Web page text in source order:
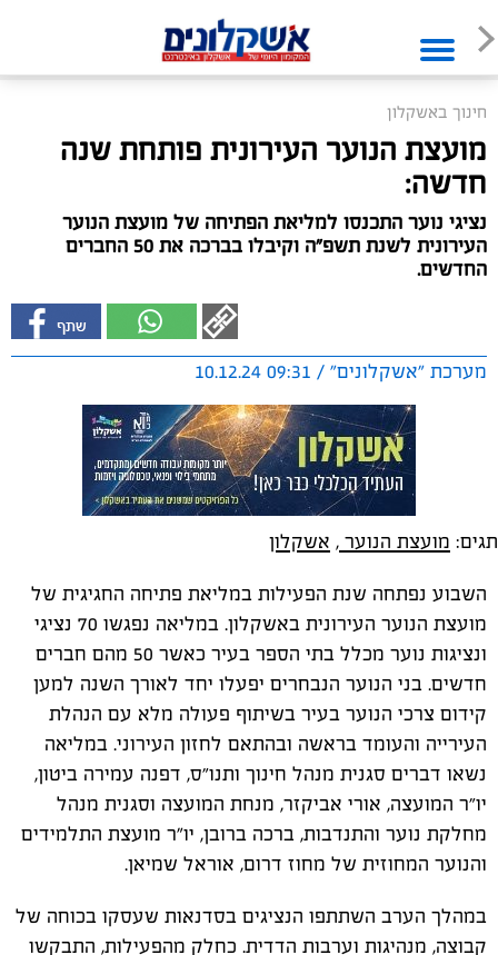
חינוך באשקלון
מועצת הנוער העירונית פותחת שנה
חדשה:
נציגי נוער התכנסו למליאת הפתיחה של מועצת הנוער
העירונית לשנת תשפ"ה וקיבלו בברכה את 50 החברים
החדשים.
מערכת "אשקלונים" / 09:31 10.12.24
תגים: מועצת הנוער , אשקלון
השבוע נפתחה שנת הפעילות במליאת פתיחה החגיגית של
מועצת הנוער העירונית באשקלון. במליאה נפגשו 70 נציגי
ונציגות נוער מכלל בתי הספר בעיר כאשר 50 מהם חברים
חדשים. בני הנוער הנבחרים יפעלו יחד לאורך השנה למען
קידום צרכי הנוער בעיר בשיתוף פעולה מלא עם הנהלת
העירייה והעומד בראשה ובהתאם לחזון העירוני. במליאה
נשאו דברים סגנית מנהל חינוך ותנו״ס, דפנה עמירה ביטון,
יו״ר המועצה, אורי אביקזר, מנחת המועצה וסגנית מנהל
מחלקת נוער והתנדבות, ברכה ברובן, יו"ר מועצת התלמידים
והנוער המחוזית של מחוז דרום, אוראל שמיאן.
במהלך הערב השתתפו הנציגים בסדנאות שעסקו בכוחה של
קבוצה, מנהיגות וערבות הדדית. כחלק מהפעילות, התבקשו